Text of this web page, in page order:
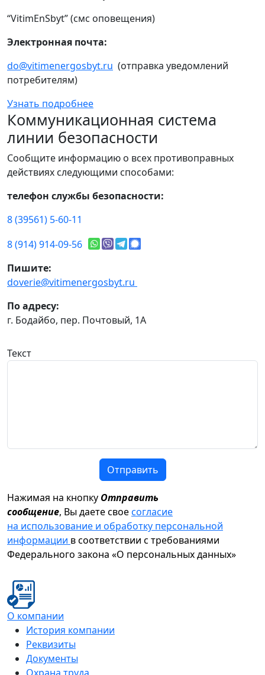
“VitimEnSbyt” (смс оповещения)
Электронная почта:
do@vitimenergosbyt.ru (отправка уведомлений
потребителям)
Узнать подробнее
Коммуникационная система
линии безопасности
Сообщите информацию о всех противоправных
действиях следующими способами:
телефон службы безопасности:
8 (39561) 5-60-11
8 (914) 914-09-56
Пишите:
doverie@vitimenergosbyt.ru
По адресу:
г. Бодайбо, пер. Почтовый, 1А
Текст
Отправить
Нажимая на кнопку Отправить
сообщение, Вы даете своесогласие
на использование и обработку персональной
информации в соответствии с требованиями
Федерального закона «О персональных данных»
О компании
История компании
Реквизиты
Документы